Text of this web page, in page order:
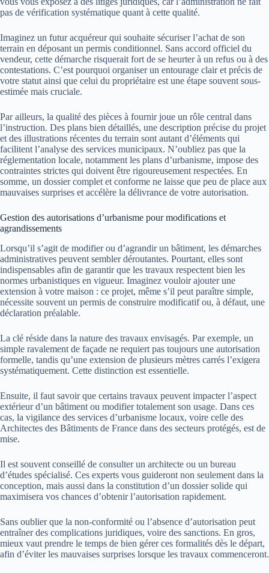
pas de vérification systématique quant à cette qualité.
Imaginez un futur acquéreur qui souhaite sécuriser l’achat de son
terrain en déposant un permis conditionnel. Sans accord officiel du
vendeur, cette démarche risquerait fort de se heurter à un refus ou à des
contestations. C’est pourquoi organiser un entourage clair et précis de
votre statut ainsi que celui du propriétaire est une étape souvent sous-
estimée mais cruciale.
Par ailleurs, la qualité des pièces à fournir joue un rôle central dans
l’instruction. Des plans bien détaillés, une description précise du projet
et des illustrations récentes du terrain sont autant d’éléments qui
facilitent l’analyse des services municipaux. N’oubliez pas que la
réglementation locale, notamment les plans d’urbanisme, impose des
contraintes strictes qui doivent être rigoureusement respectées. En
somme, un dossier complet et conforme ne laisse que peu de place aux
mauvaises surprises et accélère la délivrance de votre autorisation.
Gestion des autorisations d’urbanisme pour modifications et
agrandissements
Lorsqu’il s’agit de modifier ou d’agrandir un bâtiment, les démarches
administratives peuvent sembler déroutantes. Pourtant, elles sont
indispensables afin de garantir que les travaux respectent bien les
normes urbanistiques en vigueur. Imaginez vouloir ajouter une
extension à votre maison : ce projet, même s’il peut paraître simple,
nécessite souvent un permis de construire modificatif ou, à défaut, une
déclaration préalable.
La clé réside dans la nature des travaux envisagés. Par exemple, un
simple ravalement de façade ne requiert pas toujours une autorisation
formelle, tandis qu’une extension de plusieurs mètres carrés l’exigera
systématiquement. Cette distinction est essentielle.
Ensuite, il faut savoir que certains travaux peuvent impacter l’aspect
extérieur d’un bâtiment ou modifier totalement son usage. Dans ces
cas, la vigilance des services d’urbanisme locaux, voire celle des
Architectes des Bâtiments de France dans des secteurs protégés, est de
mise.
Il est souvent conseillé de consulter un architecte ou un bureau
d’études spécialisé. Ces experts vous guideront non seulement dans la
conception, mais aussi dans la constitution d’un dossier solide qui
maximisera vos chances d’obtenir l’autorisation rapidement.
Sans oublier que la non-conformité ou l’absence d’autorisation peut
entraîner des complications juridiques, voire des sanctions. En gros,
mieux vaut prendre le temps de bien gérer ces formalités dès le départ,
afin d’éviter les mauvaises surprises lorsque les travaux commenceront.